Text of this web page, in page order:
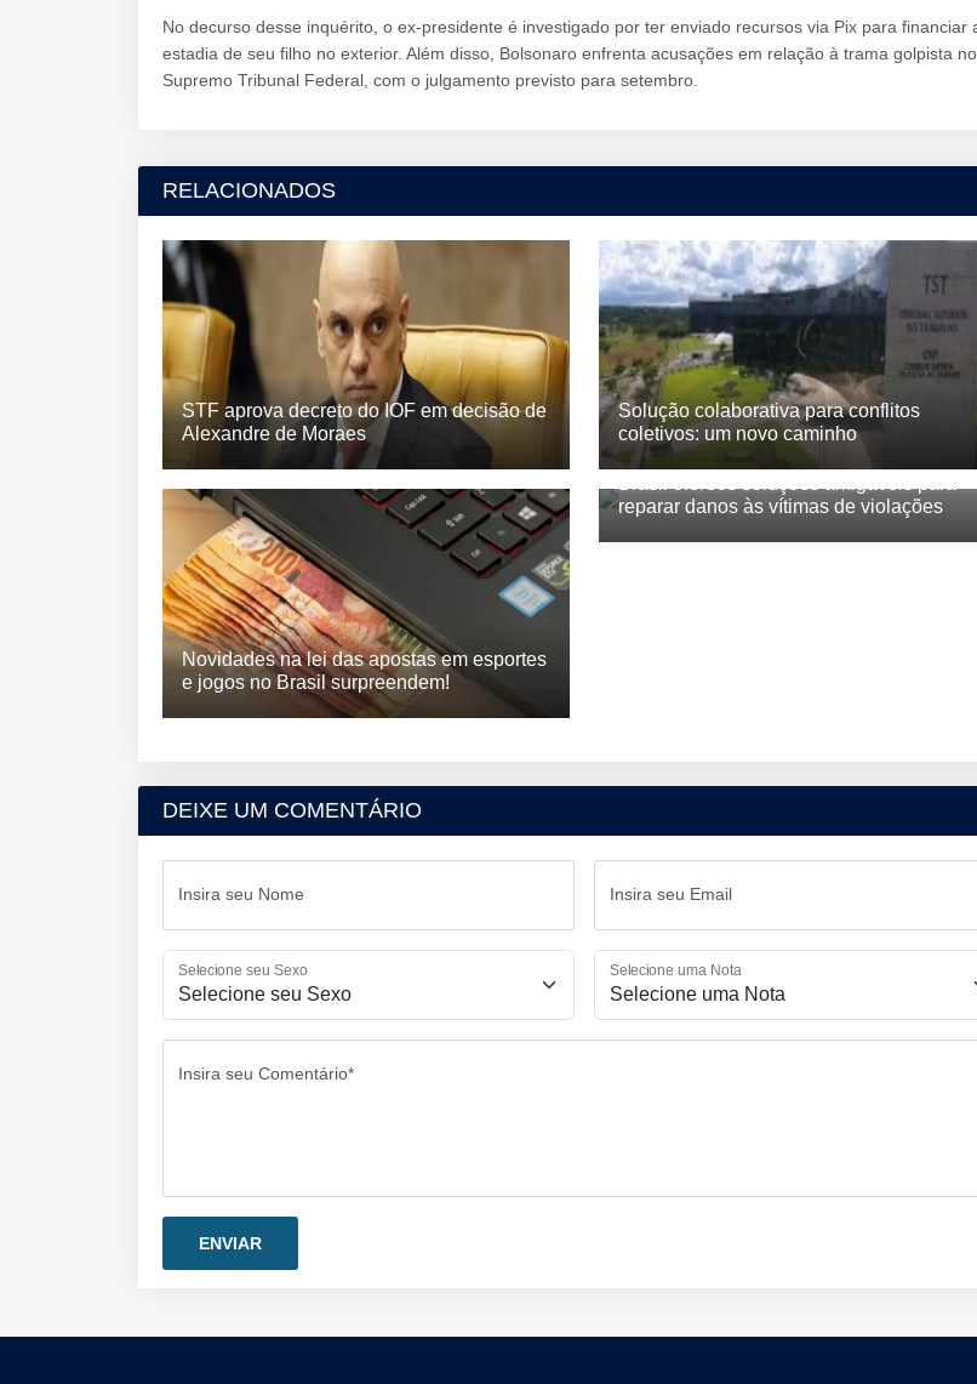
No decurso desse inquérito, o ex-presidente é investigado por ter enviado recursos via Pix para financiar
estadia de seu filho no exterior. Além disso, Bolsonaro enfrenta acusações em relação à trama golpista no
Supremo Tribunal Federal, com o julgamento previsto para setembro.
RELACIONADOS
STF aprova decreto do IOF em decisão de
Alexandre de Moraes
Solução colaborativa para conflitos
coletivos: um novo caminho
Novidades na lei das apostas em esportes
e jogos no Brasil surpreendem!
reparar danos às vítimas de violações
DEIXE UM COMENTÁRIO
Insira seu Nome Insira seu Email
Selecione seu Sexo Selecione uma Nota
Insira seu Comentário*